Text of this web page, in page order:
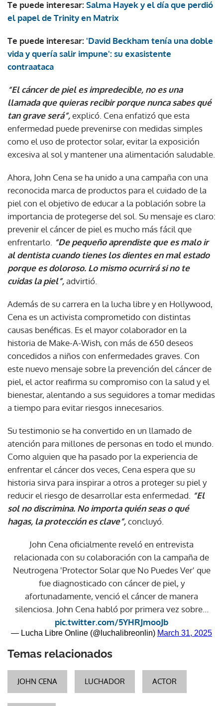
Te puede interesar: Salma Hayek y el día que perdió
el papel de Trinity en Matrix
Te puede interesar: 'David Beckham tenía una doble
vida y quería salir impune': su exasistente
contraataca
“El cáncer de piel es impredecible, no es una
llamada que quieras recibir porque nunca sabes qué
tan grave será”,explicó. Cena enfatizó que esta
enfermedad puede prevenirse con medidas simples
como el uso de protector solar, evitar la exposición
excesiva al sol y mantener una alimentación saludable.
Ahora, John Cena se ha unido a una campaña con una
reconocida marca de productos para el cuidado de la
piel con el objetivo de educar a la población sobre la
importancia de protegerse del sol. Su mensaje es claro:
prevenir el cáncer de piel es mucho más fácil que
enfrentarlo. “De pequeño aprendiste que es malo ir
al dentista cuando tienes los dientes en mal estado
porque es doloroso. Lo mismo ocurrirá si no te
cuidas la piel”,advirtió.
Además de su carrera en la lucha libre y en Hollywood,
Cena es un activista comprometido con distintas
causas benéficas. Es el mayor colaborador en la
historia de Make-A-Wish, con más de 650 deseos
concedidos a niños con enfermedades graves. Con
este nuevo mensaje sobre la prevención del cáncer de
piel, el actor reafirma su compromiso con la salud y el
bienestar, alentando a sus seguidores a tomar medidas
a tiempo para evitar riesgos innecesarios.
Su testimonio se ha convertido en un llamado de
atención para millones de personas en todo el mundo.
Como alguien que ha pasado por la experiencia de
enfrentar el cáncer dos veces, Cena espera que su
historia sirva para inspirar a otros a proteger su piel y
reducir el riesgo de desarrollar esta enfermedad. “El
sol no discrimina. No importa quién seas o qué
hagas, la protección es clave”,concluyó.
John Cena oficialmente reveló en entrevista
relacionada con su colaboración con la campaña de
Neutrogena 'Protector Solar que No Puedes Ver' que
fue diagnosticado con cáncer de piel, y
afortunadamente, venció el cáncer de manera
silenciosa. John Cena habló por primera vez sobre…
pic.twitter.com/5YHRJmooJb
— Lucha Libre Online (@luchalibreonlin) March 31, 2025
Temas relacionados
JOHN CENA LUCHADOR ACTOR